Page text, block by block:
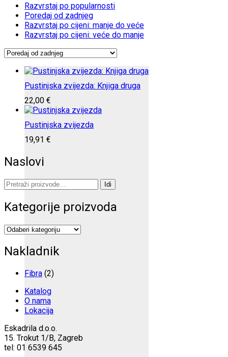
Razvrstaj po popularnosti
Poredaj od zadnjeg
Razvrstaj po cijeni: manje do veće
Razvrstaj po cijeni: veće do manje
Pustinjska zvijezda: Knjiga druga
22,00 €
Pustinjska zvijezda
19,91 €
Naslovi
Pretraži: Idi
Kategorije proizvoda
Nakladnik
Fibra (2)
Katalog
O nama
Lokacija
Eskadrila d.o.o.
15. Trokut 1/B, Zagreb
tel: 01 6539 645